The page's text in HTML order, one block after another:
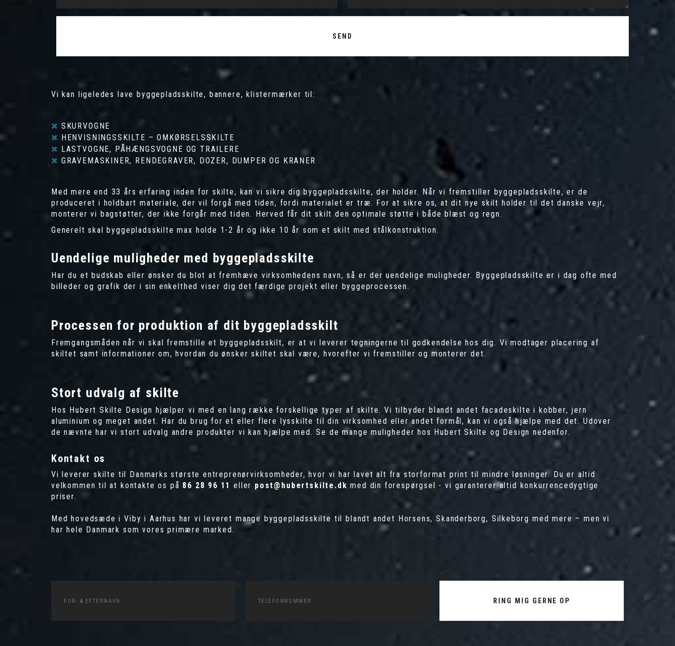
SEND
Vi kan ligeledes lave byggepladsskilte, bannere, klistermærker til:
SKURVOGNE
HENVISNINGSSKILTE – OMKØRSELSSKILTE
LASTVOGNE, PÅHÆNGSVOGNE OG TRAILERE
GRAVEMASKINER, RENDEGRAVER, DOZER, DUMPER OG KRANER
Med mere end 33 års erfaring inden for skilte, kan vi sikre dig byggepladsskilte, der holder. Når vi fremstiller byggepladsskilte, er de
produceret i holdbart materiale, der vil forgå med tiden, fordi materialet er træ. For at sikre os, at dit nye skilt holder til det danske vejr,
monterer vi bagstøtter, der ikke forgår med tiden. Herved får dit skilt den optimale støtte i både blæst og regn.
Generelt skal byggepladsskilte max holde 1-2 år og ikke 10 år som et skilt med stålkonstruktion.
Uendelige muligheder med byggepladsskilte
Har du et budskab eller ønsker du blot at fremhæve virksomhedens navn, så er der uendelige muligheder. Byggepladsskilte er i dag ofte med
billeder og grafik der i sin enkelthed viser dig det færdige projekt eller byggeprocessen.
Processen for produktion af dit byggepladsskilt
Fremgangsmåden når vi skal fremstille et byggepladsskilt, er at vi leverer tegningerne til godkendelse hos dig. Vi modtager placering af
skiltet samt informationer om, hvordan du ønsker skiltet skal være, hvorefter vi fremstiller og monterer det.
Stort udvalg af skilte
Hos Hubert Skilte Design hjælper vi med en lang række forskellige typer af skilte. Vi tilbyder blandt andet facadeskilte i kobber, jern
aluminium og meget andet. Har du brug for et eller flere lysskilte til din virksomhed eller andet formål, kan vi også hjælpe med det. Udover
de nævnte har vi stort udvalg andre produkter vi kan hjælpe med. Se de mange muligheder hos Hubert Skilte og Design nedenfor.
Kontakt os
Vi leverer skilte til Danmarks største entreprenørvirksomheder, hvor vi har lavet alt fra storformat print til mindre løsninger. Du er altid
velkommen til at kontakte os på 86 28 96 11 eller post@hubertskilte.dk med din forespørgsel - vi garanterer altid konkurrencedygtige
priser.
Med hovedsæde i Viby i Aarhus har vi leveret mange byggepladsskilte til blandt andet Horsens, Skanderborg, Silkeborg med mere – men vi
har hele Danmark som vores primære marked.
RING MIG GERNE OP